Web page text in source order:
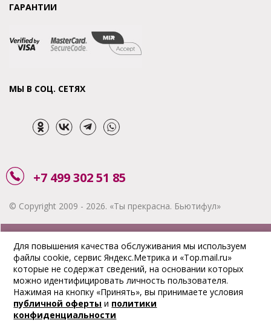
ГАРАНТИИ
МЫ В СОЦ. СЕТЯХ
+7 499 302 51 85
© Copyright 2009 - 2026. «Ты прекрасна. Бьютифул»
АКЦИИ
ДОСТАВКА
ОПЛАТА
Для повышения качества обслуживания мы используем
файлы cookie, сервис Яндекс.Метрика и «Top.mail.ru»
которые не содержат сведений, на основании которых
можно идентифицировать личность пользователя.
Нажимая на кнопку «Принять», вы принимаете условия
публичной оферты и политики
конфиденциальности